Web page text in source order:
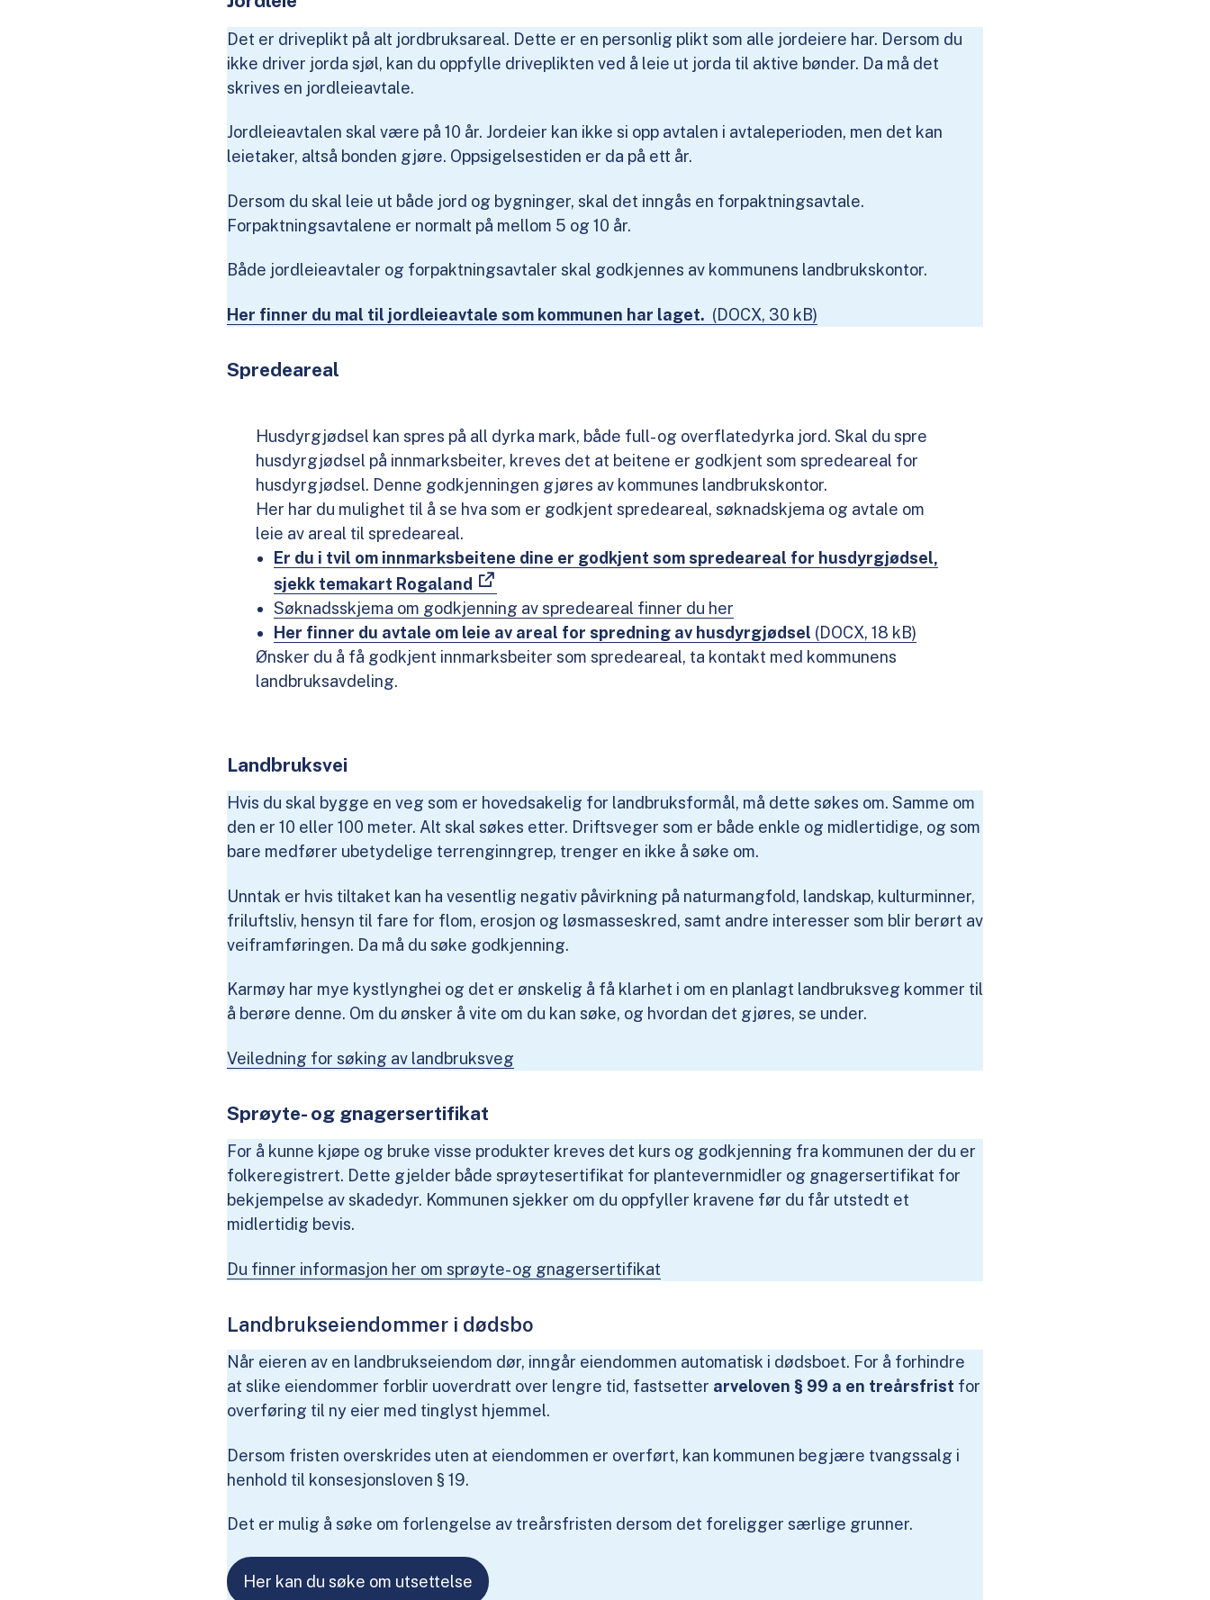
Det er driveplikt på alt jordbruksareal. Dette er en personlig plikt som alle jordeiere har. Dersom du
ikke driver jorda sjøl, kan du oppfylle driveplikten ved å leie ut jorda til aktive bønder. Da må det
skrives en jordleieavtale.
Jordleieavtalen skal være på 10 år. Jordeier kan ikke si opp avtalen i avtaleperioden, men det kan
leietaker, altså bonden gjøre. Oppsigelsestiden er da på ett år.
Dersom du skal leie ut både jord og bygninger, skal det inngås en forpaktningsavtale.
Forpaktningsavtalene er normalt på mellom 5 og 10 år.
Både jordleieavtaler og forpaktningsavtaler skal godkjennes av kommunens landbrukskontor.
Her finner du mal til jordleieavtale som kommunen har laget. (DOCX, 30 kB)
Spredeareal
Husdyrgjødsel kan spres på all dyrka mark, både full- og overflatedyrka jord. Skal du spre
husdyrgjødsel på innmarksbeiter, kreves det at beitene er godkjent som spredeareal for
husdyrgjødsel. Denne godkjenningen gjøres av kommunes landbrukskontor.
Her har du mulighet til å se hva som er godkjent spredeareal, søknadskjema og avtale om
leie av areal til spredeareal.
Er du i tvil om innmarksbeitene dine er godkjent som spredeareal for husdyrgjødsel,
sjekk temakart Rogaland
Søknadsskjema om godkjenning av spredeareal finner du her
Her finner du avtale om leie av areal for spredning av husdyrgjødsel (DOCX, 18 kB)
Ønsker du å få godkjent innmarksbeiter som spredeareal, ta kontakt med kommunens
landbruksavdeling.
Landbruksvei
Hvis du skal bygge en veg som er hovedsakelig for landbruksformål, må dette søkes om. Samme om
den er 10 eller 100 meter. Alt skal søkes etter. Driftsveger som er både enkle og midlertidige, og som
bare medfører ubetydelige terrenginngrep, trenger en ikke å søke om.
Unntak er hvis tiltaket kan ha vesentlig negativ påvirkning på naturmangfold, landskap, kulturminner,
friluftsliv, hensyn til fare for flom, erosjon og løsmasseskred, samt andre interesser som blir berørt av
veiframføringen. Da må du søke godkjenning.
Karmøy har mye kystlynghei og det er ønskelig å få klarhet i om en planlagt landbruksveg kommer til
å berøre denne. Om du ønsker å vite om du kan søke, og hvordan det gjøres, se under.
Veiledning for søking av landbruksveg
Sprøyte- og gnagersertifikat
For å kunne kjøpe og bruke visse produkter kreves det kurs og godkjenning fra kommunen der du er
folkeregistrert. Dette gjelder både sprøytesertifikat for plantevernmidler og gnagersertifikat for
bekjempelse av skadedyr. Kommunen sjekker om du oppfyller kravene før du får utstedt et
midlertidig bevis.
Du finner informasjon her om sprøyte- og gnagersertifikat
Landbrukseiendommer i dødsbo
Når eieren av en landbrukseiendom dør, inngår eiendommen automatisk i dødsboet. For å forhindre
at slike eiendommer forblir uoverdratt over lengre tid, fastsetter arveloven § 99 a en treårsfrist for
overføring til ny eier med tinglyst hjemmel.
Dersom fristen overskrides uten at eiendommen er overført, kan kommunen begjære tvangssalg i
henhold til konsesjonsloven § 19.
Det er mulig å søke om forlengelse av treårsfristen dersom det foreligger særlige grunner.
Her kan du søke om utsettelse